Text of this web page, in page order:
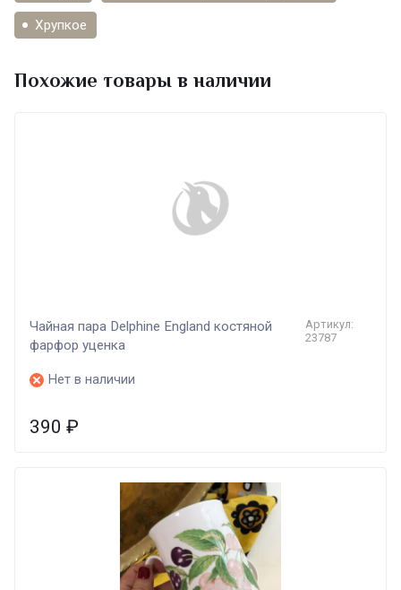
Хрупкое
Похожие товары в наличии
​Чайная пара Delphine England костяной
фарфор уценка
Артикул:
23787
Нет в наличии
390 ₽